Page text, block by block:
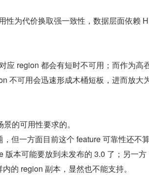
性为代价换取强一致性，数据层面依赖 H
应 region 都会有短时不可用；而作为高
不可用会迅速形成木桶短板，进而放大
的可用性要求的。
但一方面目前这个 feature 可靠性还不
本可能要放到未发布的 3.0 了；另一方
的 region 副本，显然也不能支持。